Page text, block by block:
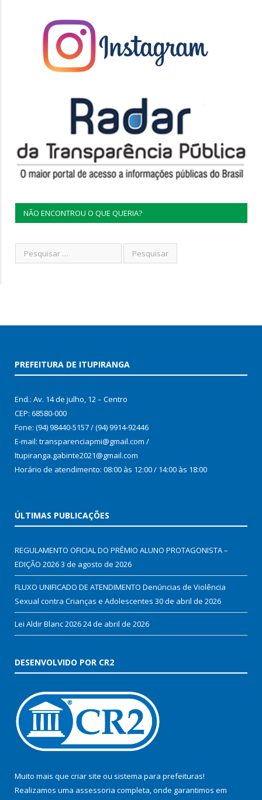
NÃO ENCONTROU O QUE QUERIA?
PREFEITURA DE ITUPIRANGA
End.: Av. 14 de julho, 12 – Centro
CEP: 68580-000
Fone: (94) 98440-5157 / (94) 9914-92446
E-mail: transparenciapmi@gmail.com /
Itupiranga.gabinte2021@gmail.com
Horário de atendimento: 08:00 às 12:00 / 14:00 às 18:00
ÚLTIMAS PUBLICAÇÕES
REGULAMENTO OFICIAL DO PRÊMIO ALUNO PROTAGONISTA –
EDIÇÃO 20263 de agosto de 2026
FLUXO UNIFICADO DE ATENDIMENTO Denúncias de Violência
Sexual contra Crianças e Adolescentes 30 de abril de 2026
Lei Aldir Blanc 202624 de abril de 2026
DESENVOLVIDO POR CR2
Muito mais que criar site ou sistema para prefeituras!
Realizamos uma assessoria completa, onde garantimos em